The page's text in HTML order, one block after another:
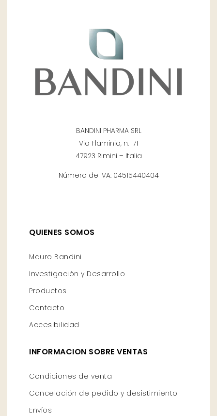
BANDINI PHARMA SRL
Via Flaminia, n. 171
47923 Rimini – Italia
Número de IVA: 04515440404
QUIENES SOMOS
Mauro Bandini
Investigación y Desarrollo
Productos
Contacto
Accesibilidad
INFORMACION SOBRE VENTAS
Condiciones de venta
Cancelación de pedido y desistimiento
Envíos